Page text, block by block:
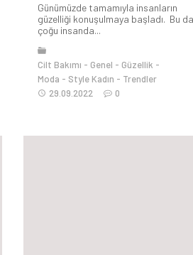
Günümüzde tamamıyla insanların
güzelliği konuşulmaya başladı. Bu da
çoğu insanda...
Cilt Bakımı Genel
Güzellik
Moda
Style Kadın
Trendler
29.09.2022
0